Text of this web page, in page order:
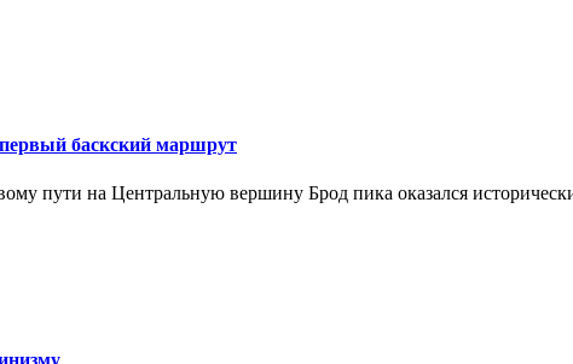
баскский маршрут
пути на Центральную вершину Брод пика оказался